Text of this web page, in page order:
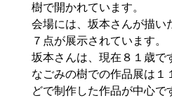
樹で開かれています。
会場には、坂本さんが描い
７点が展示されています。
坂本さんは、現在８１歳で
なごみの樹での作品展は１
どで制作した作品が中心で